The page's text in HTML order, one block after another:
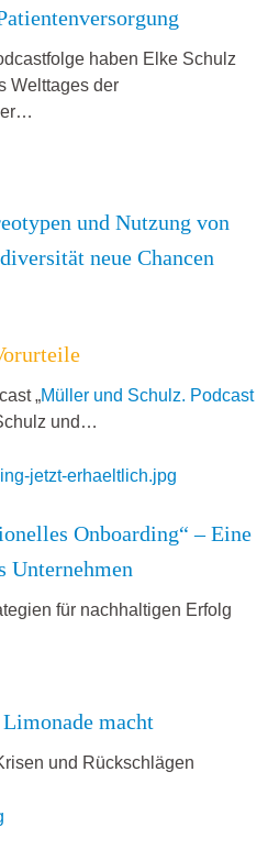
haben Elke Schulz
Welttages der
und Nutzung von
neue Chancen
„Müller und Schulz. Podcast
und…
Onboarding“ – Eine
Unternehmen
für nachhaltigen Erfolg
macht
und Rückschlägen